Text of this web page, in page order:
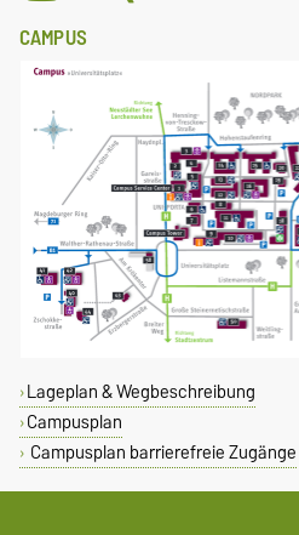
CAMPUS
Lageplan & Wegbeschreibung
Campusplan
Campusplan barrierefreie Zugänge